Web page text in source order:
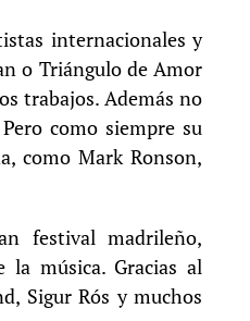
internacionales y
o Triángulo de Amor
trabajos. Además no
como siempre su
como Mark Ronson,
festival madrileño,
la música. Gracias al
Sigur Rós y muchos